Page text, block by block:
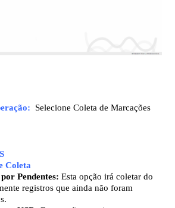
Selecione Coleta de Marcações
Coleta
Pendentes: Esta opção irá coletar do
registros que ainda não foram